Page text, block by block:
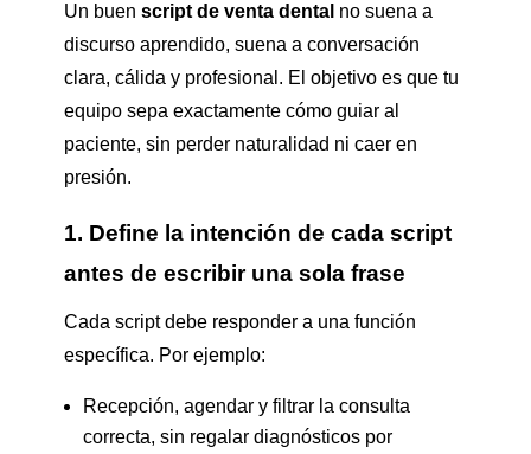
Un buen script de venta dental no suena a
discurso aprendido, suena a conversación
clara, cálida y profesional. El objetivo es que tu
equipo sepa exactamente cómo guiar al
paciente, sin perder naturalidad ni caer en
presión.
1. Define la intención de cada script
antes de escribir una sola frase
Cada script debe responder a una función
específica. Por ejemplo:
Recepción, agendar y filtrar la consulta
correcta, sin regalar diagnósticos por